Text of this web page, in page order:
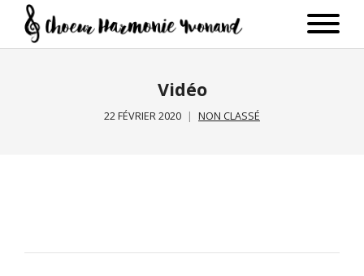
Vidéo
22 FÉVRIER 2020 NON CLASSÉ